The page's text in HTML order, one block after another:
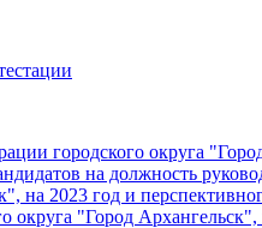
городского округа
на должность
на 2023 год и
округа "Город Архангельск",